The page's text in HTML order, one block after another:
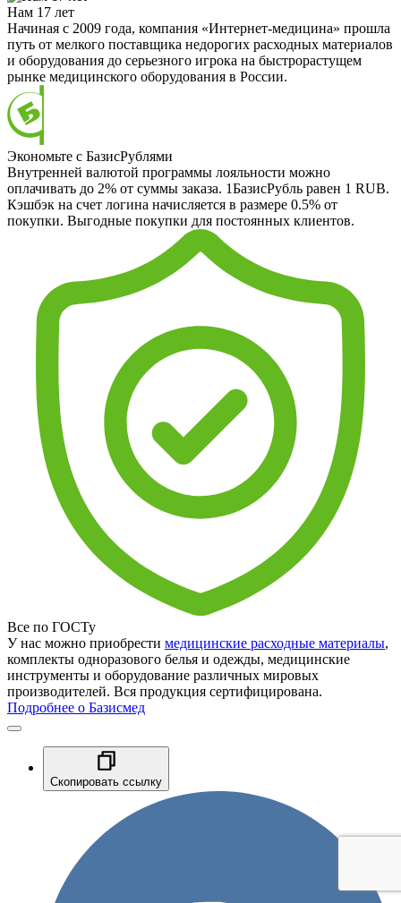
Нам 17 лет
Начиная с 2009 года, компания «Интернет-медицина» прошла
путь от мелкого поставщика недорогих расходных материалов
и оборудования до серьезного игрока на быстрорастущем
рынке медицинского оборудования в России.
Экономьте с БазисРублями
Внутренней валютой программы лояльности можно
оплачивать до 2% от суммы заказа. 1БазисРубль равен 1 RUB.
Кэшбэк на счет логина начисляется в размере 0.5% от
покупки. Выгодные покупки для постоянных клиентов.
Все по ГОСТу
У нас можно приобрести медицинские расходные материалы,
комплекты одноразового белья и одежды, медицинские
инструменты и оборудование различных мировых
производителей. Вся продукция сертифицирована.
Подробнее о Базисмед
Скопировать ссылку